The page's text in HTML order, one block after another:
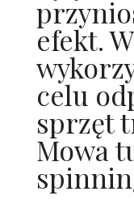
efekt.
celu
sprzęt
Mowa